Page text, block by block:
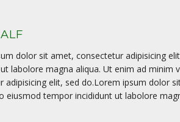
dolor sit amet, consectetur adipisicing
labolore magna aliqua. Ut enim ad minim
adipisicing elit, sed do.Lorem ipsum dolor
eiusmod tempor incididunt ut labolore